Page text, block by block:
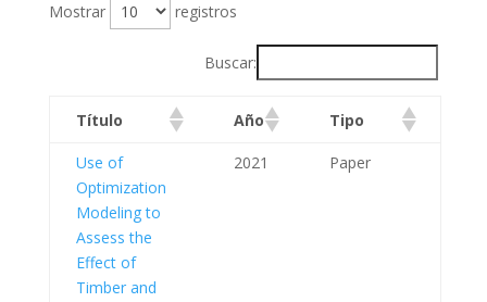
Mostrar registros
Buscar:
Título Año Tipo
Use of
Optimization
Modeling to
Assess the
Effect of
Timber and
2021 Paper